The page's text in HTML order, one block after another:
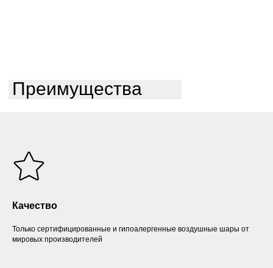
Преимущества
Качество
Только сертифицированные и гипоалергенные воздушные шары от
мировых производителей